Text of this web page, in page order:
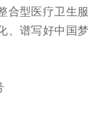
合型医疗卫生服
、谱写好中国梦